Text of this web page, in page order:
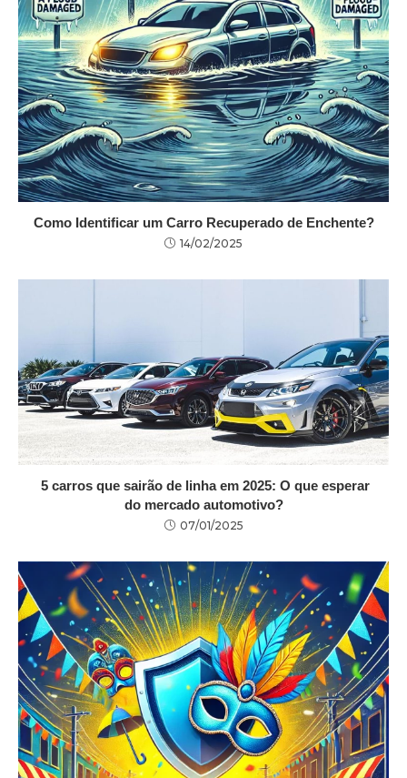
Como Identificar um Carro Recuperado de Enchente?
14/02/2025
5 carros que sairão de linha em 2025: O que esperar
do mercado automotivo?
07/01/2025